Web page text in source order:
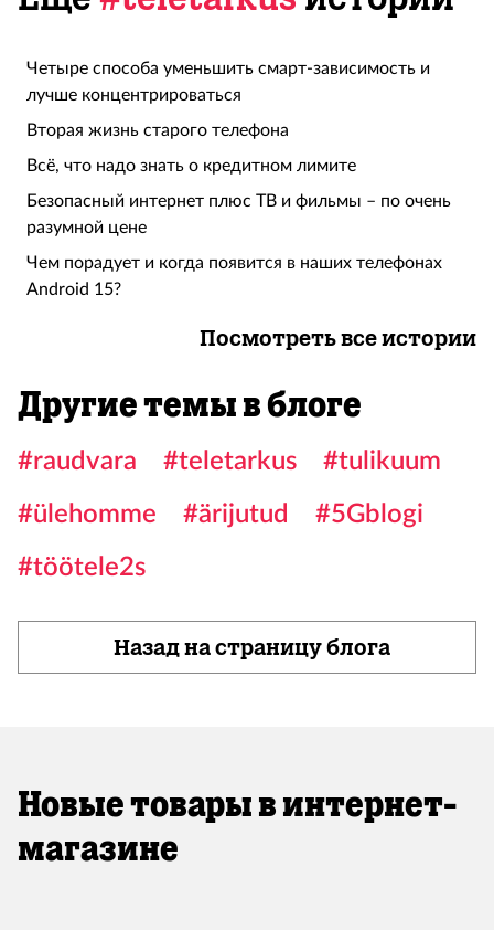
Четыре способа уменьшить смарт-зависимость и
лучше концентрироваться
Вторая жизнь старого телефона
Всё, что надо знать о кредитном лимите
Безопасный интернет плюс ТВ и фильмы – по очень
разумной цене
Чем порадует и когда появится в наших телефонах
Android 15?
Посмотреть все истории
Другие темы в блоге
#raudvara #teletarkus
#tulikuum
#ülehomme
#ärijutud
#5Gblogi
#töötele2s
Назад на страницу блога
Новые товары в интернет-
магазине